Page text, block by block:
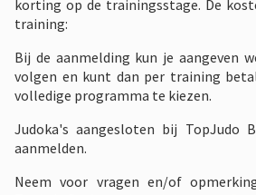
korting op de trainingsstage. De
training:
Bij de aanmelding kun je aangeven
volgen en kunt dan per training
volledige programma te kiezen.
Judoka's aangesloten bij TopJudo
aanmelden.
Neem voor vragen en/of